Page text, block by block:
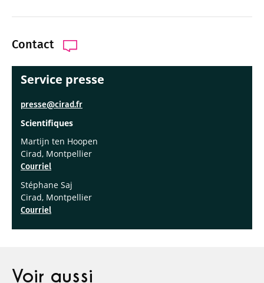
Contact
Service presse
presse@cirad.fr
Scientifiques
Martijn ten Hoopen
Cirad, Montpellier
Courriel
Stéphane Saj
Cirad, Montpellier
Courriel
Voir aussi